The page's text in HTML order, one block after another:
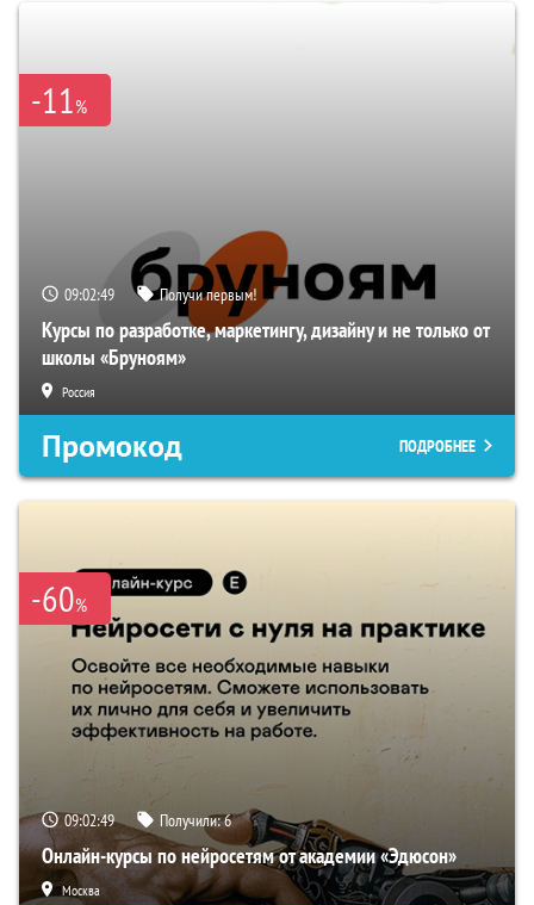
-11%
09:02:48 Получи первым!
Курсы по разработке, маркетингу, дизайну и не только от
школы «Бруноям»
Россия
Промокод ПОДРОБНЕЕ
-60%
09:02:48 Получили:6
Онлайн-курсы по нейросетям от академии «Эдюсон»
Москва